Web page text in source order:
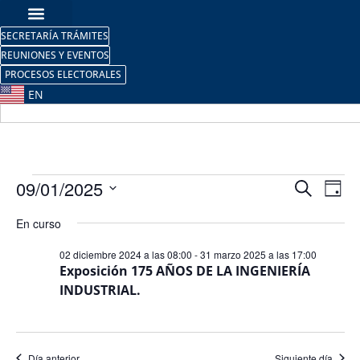
SECRETARÍA TRÁMITES
REUNIONES Y EVENTOS
PROCESOS ELECTORALES
EN
de
y
de
BuscarDía
09/01/2025
la
fecha.
En curso
Exposición 175 AÑOS DE LA INGENIERÍA
INDUSTRIAL.
02 diciembre 2024 a las 08:00 -31 marzo 2025 a las 17:00